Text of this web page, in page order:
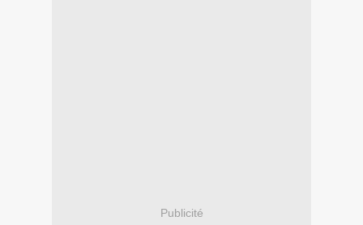
Publicité